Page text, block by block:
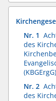
Nr. 1
des
Nr. 2
des